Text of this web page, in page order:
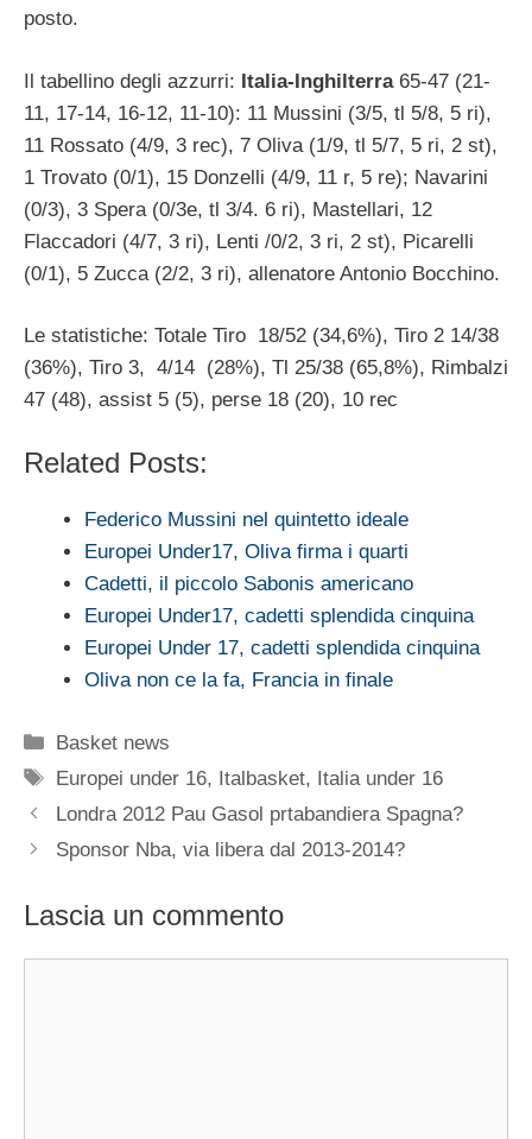
posto.
Il tabellino degli azzurri: Italia-Inghilterra65-47 (21-
11, 17-14, 16-12, 11-10): 11 Mussini (3/5, tl 5/8, 5 ri),
11 Rossato (4/9, 3 rec), 7 Oliva (1/9, tl 5/7, 5 ri, 2 st),
1 Trovato (0/1), 15 Donzelli (4/9, 11 r, 5 re); Navarini
(0/3), 3 Spera (0/3e, tl 3/4. 6 ri), Mastellari, 12
Flaccadori (4/7, 3 ri), Lenti /0/2, 3 ri, 2 st), Picarelli
(0/1), 5 Zucca (2/2, 3 ri), allenatore Antonio Bocchino.
Le statistiche: Totale Tiro 18/52 (34,6%), Tiro 2 14/38
(36%), Tiro 3, 4/14 (28%), Tl 25/38 (65,8%), Rimbalzi
47 (48), assist 5 (5), perse 18 (20), 10 rec
Related Posts:
Federico Mussini nel quintetto ideale
Europei Under17, Oliva firma i quarti
Cadetti, il piccolo Sabonis americano
Europei Under17, cadetti splendida cinquina
Europei Under 17, cadetti splendida cinquina
Oliva non ce la fa, Francia in finale
Categorie
Basket news
Tag
Europei under 16, Italbasket, Italia under 16
Londra 2012 Pau Gasol prtabandiera Spagna?
Sponsor Nba, via libera dal 2013-2014?
Lascia un commento